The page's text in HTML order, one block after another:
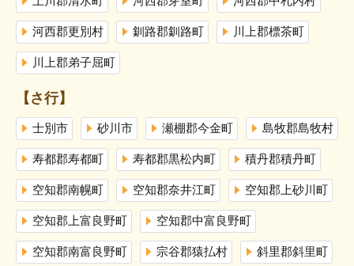
河西郡更別村 釧路郡釧路町 川上郡標茶町
川上郡弟子屈町
【さ行】
士別市 砂川市 瀬棚郡今金町 島牧郡島牧村
寿都郡寿都町 寿都郡黒松内町 積丹郡積丹町
空知郡南幌町 空知郡奈井江町 空知郡上砂川町
空知郡上富良野町 空知郡中富良野町
空知郡南富良野町 宗谷郡猿払村 斜里郡斜里町